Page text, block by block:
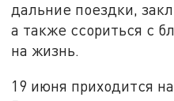
дальние поездки,
а также ссориться с
на жизнь.
19 июня приходится